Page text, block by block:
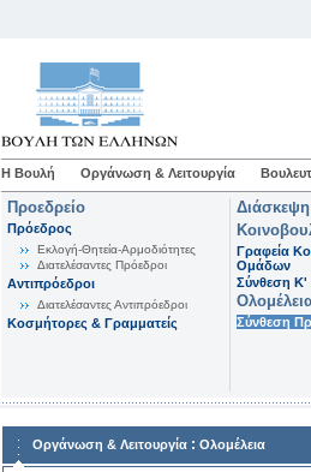
Η Βουλή Οργάνωση & Λειτουργία
Προεδρείο
Πρόεδρος
Εκλογή-Θητεία-Αρμοδιότητες
Διατελέσαντες Πρόεδροι
Αντιπρόεδροι
Διατελέσαντες Αντιπρόεδροι
Κοσμήτορες & Γραμματείς
Γραφεία
Ομάδων
Σύνθεση K'
Σύνθεση
Οργάνωση & Λειτουργία : Ολομέλεια